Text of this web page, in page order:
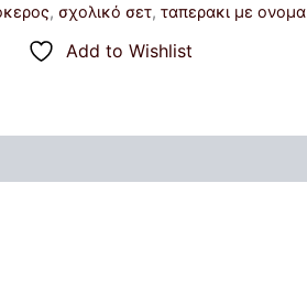
, σχολικό σετ, ταπερακι με ονομα
Add to Wishlist